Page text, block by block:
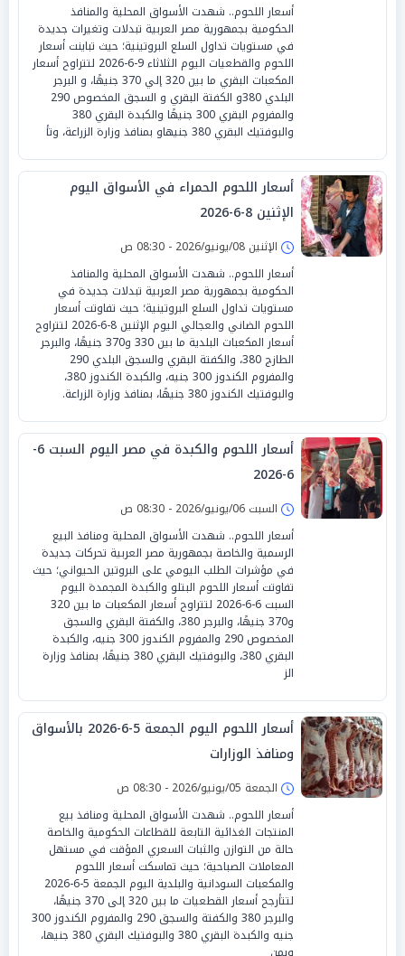
أسعار اللحوم.. شهدت الأسواق المحلية والمنافذ
الحكومية بجمهورية مصر العربية تبدلات وتغيرات جديدة
في مستويات تداول السلع البروتينية؛ حيث تباينت أسعار
اللحوم والقطعيات اليوم الثلاثاء 9-6-2026 لتتراوح أسعار
المكعبات البقري ما بين 320 إلي 370 جنيهًا، و البرجر
البلدي 380و الكفتة البقري و السجق المخصوص 290
والمفروم البقري 300 جنيهًا والكبدة البقري 380
والبوفتيك البقري 380 جنيهاو بمنافذ وزارة الزراعة، وتأ
أسعار اللحوم الحمراء في الأسواق اليوم
الإثنين 8-6-2026
الإثنين 08/يونيو/2026 - 08:30 ص
أسعار اللحوم.. شهدت الأسواق المحلية والمنافذ
الحكومية بجمهورية مصر العربية تبدلات جديدة في
مستويات تداول السلع البروتينية؛ حيث تفاوتت أسعار
اللحوم الضاني والعجالي اليوم الإثنين 8-6-2026 لتتراوح
أسعار المكعبات البلدية ما بين 330 و370 جنيهًا، والبرجر
الطازج 380، والكفتة البقري والسجق البلدي 290
والمفروم الكندوز 300 جنيه، والكبدة الكندوز 380،
والبوفتيك الكندوز 380 جنيهًا، بمنافذ وزارة الزراعة.
أسعار اللحوم والكبدة في مصر اليوم السبت 6-
6-2026
السبت 06/يونيو/2026 - 08:30 ص
أسعار اللحوم.. شهدت الأسواق المحلية ومنافذ البيع
الرسمية والخاصة بجمهورية مصر العربية تحركات جديدة
في مؤشرات الطلب اليومي على البروتين الحيواني؛ حيث
تفاوتت أسعار اللحوم البتلو والكبدة المجمدة اليوم
السبت 6-6-2026 لتتراوح أسعار المكعبات ما بين 320
و370 جنيهًا، والبرجر 380، والكفتة البقري والسجق
المخصوص 290 والمفروم الكندوز 300 جنيه، والكبدة
البقري 380، والبوفتيك البقري 380 جنيهًا، بمنافذ وزارة
الز
أسعار اللحوم اليوم الجمعة 5-6-2026 بالأسواق
ومنافذ الوزارات
الجمعة 05/يونيو/2026 - 08:30 ص
أسعار اللحوم.. شهدت الأسواق المحلية ومنافذ بيع
المنتجات الغذائية التابعة للقطاعات الحكومية والخاصة
حالة من التوازن والثبات السعري المؤقت في مستهل
المعاملات الصباحية؛ حيث تماسكت أسعار اللحوم
والمكعبات السودانية والبلدية اليوم الجمعة 5-6-2026
لتتأرجح أسعار القطعيات ما بين 320 إلى 370 جنيهًا،
والبرجر 380 والكفتة والسجق 290 والمفروم الكندوز 300
جنيه والكبدة البقري 380 والبوفتيك البقري 380 جنيها،